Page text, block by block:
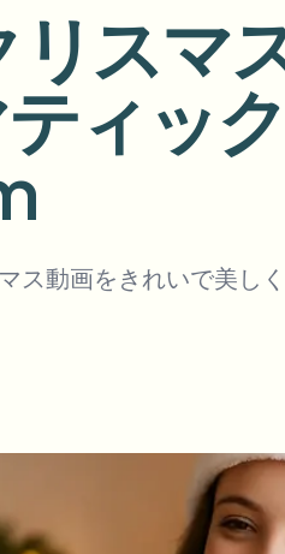
Ecosystem
ビデオインテリジェンス
Ask questions and get AI
Categories
相談ください。
エコシ
スマ
ィッ
ス動画をきれいで美し